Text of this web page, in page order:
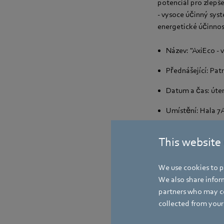
This website
We use cookies to
We also share
partners who may
collected from your
potenciál pro
- vysoce účinný
energetické
Název: "AxiEco -
Přednášející:
Datum a čas:
Umístění: Hala
také velký
účinné ventilátory
roli hraje také
přenášet provozní